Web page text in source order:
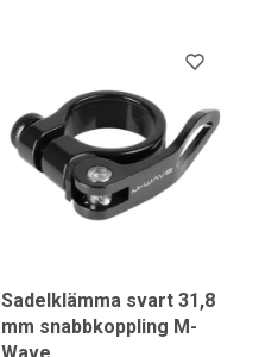
Sadelklämma svart 31,8
mm snabbkoppling M-
Wave